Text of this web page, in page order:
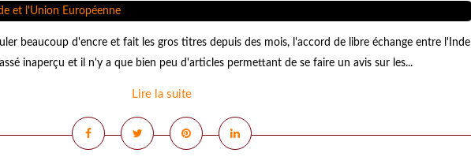
beaucoup d'encre et fait les gros titres depuis des mois, l'accord de libre échange entre l'Inde
inaperçu et il n'y a que bien peu d'articles permettant de se faire un avis sur les...
Lire la suite